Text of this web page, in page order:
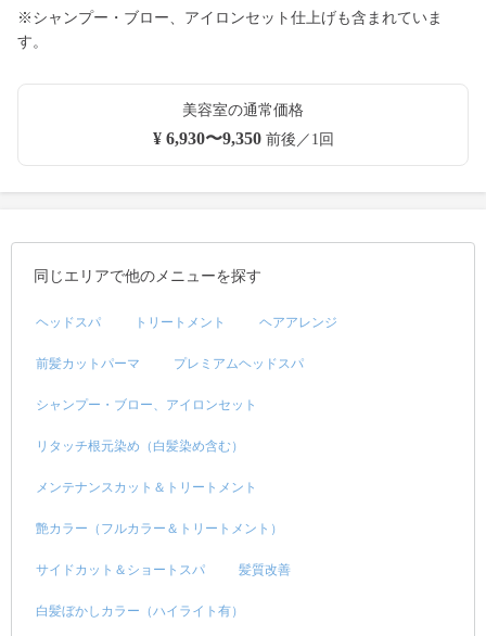
※シャンプー・ブロー、アイロンセット仕上げも含まれていま
す。
美容室の通常価格
¥ 6,930〜9,350前後／1回
同じエリアで他のメニューを探す
ヘッドスパ トリートメント ヘアアレンジ
前髪カットパーマ プレミアムヘッドスパ
シャンプー・ブロー、アイロンセット
リタッチ根元染め（白髪染め含む）
メンテナンスカット＆トリートメント
艶カラー（フルカラー＆トリートメント）
サイドカット＆ショートスパ 髪質改善
白髪ぼかしカラー（ハイライト有）